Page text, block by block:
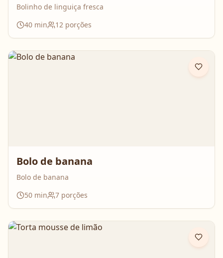
Bolinho de linguiça fresca
40 min 12 porções
Bolo de banana
Bolo de banana
50 min 7 porções